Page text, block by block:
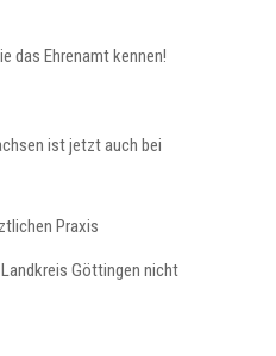
das Ehrenamt kennen!
ist jetzt auch bei
Praxis
Göttingen nicht